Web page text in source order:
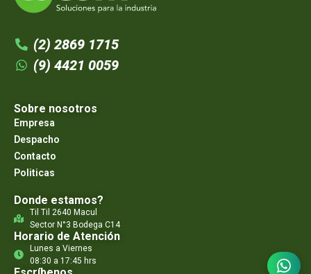
(2) 2869 1715
(9) 4421 0059
Sobre nosotros
Empresa
Despacho
Contacto
Politicas
Donde estamos?
Til Til 2640 Macul
Sector N°3 Bodega C14
Horario de Atención
Lunes a Viernes
08:30 a 17:45 hrs